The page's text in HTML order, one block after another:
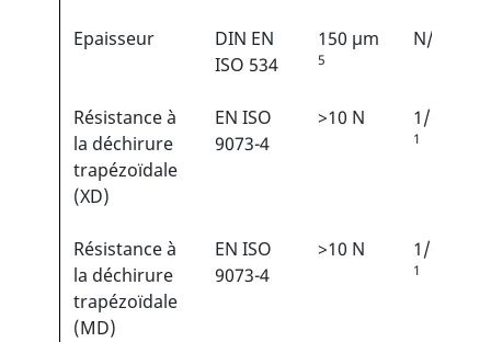
Epaisseur
DIN EN
ISO 534
150 µm
5
N/A
Résistance à
la déchirure
trapézoïdale
(XD)
EN ISO
9073-4
>10 N 1/6
1
Résistance à
la déchirure
trapézoïdale
(MD)
EN ISO
9073-4
>10 N 1/6
1